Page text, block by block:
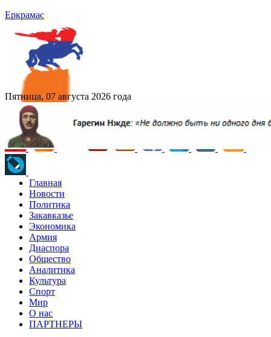
Еркрамас
Пятница, 07 августа 2026 года
Главная
Новости
Политика
Закавказье
Экономика
Армия
Диаспора
Общество
Аналитика
Культура
Спорт
Мир
О нас
ПАРТНЕРЫ